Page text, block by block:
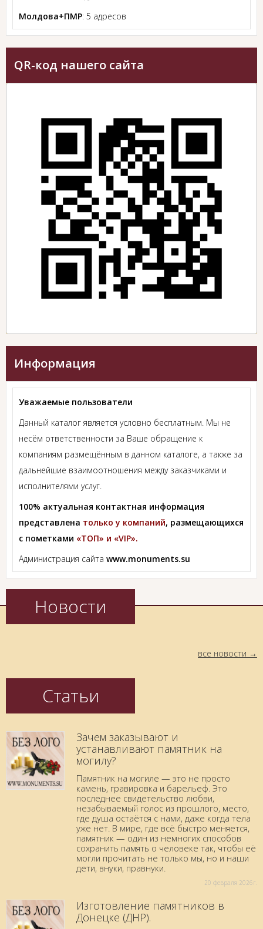
Молдова+ПМР: 5 адресов
QR-код нашего сайта
Информация
Уважаемые пользователи
Данный каталог является условно бесплатным. Мы не
несём ответственности за Ваше обращение к
компаниям размещённым в данном каталоге, а также за
дальнейшие взаимоотношения между заказчиками и
исполнителями услуг.
100% актуальная контактная информация
представлена только у компаний, размещающихся
с пометками «ТОП» и «VIP».
Администрация сайта www.monuments.su
Новости
все новости
Статьи
Зачем заказывают и
устанавливают памятник на
могилу?
Памятник на могиле — это не просто
камень, гравировка и барельеф. Это
последнее свидетельство любви,
незабываемый голос из прошлого, место,
где душа остаётся с нами, даже когда тела
уже нет. В мире, где всё быстро меняется,
памятник — один из немногих способов
сохранить память о человеке так, чтобы её
могли прочитать не только мы, но и наши
дети, внуки, правнуки.
20 февраля 2026г.
Изготовление памятников в
Донецке (ДНР).